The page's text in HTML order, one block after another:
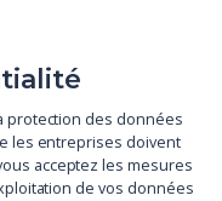
protection des données
les entreprises doivent
acceptez les mesures
de vos données